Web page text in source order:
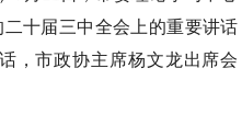
十届三中全会上的重要讲话
，市政协主席杨文龙出席会